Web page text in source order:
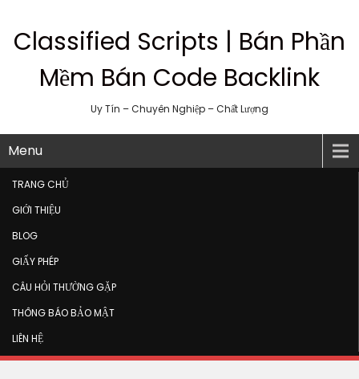
Classified Scripts | Bán Phần
Mềm Bán Code Backlink
Uy Tín – Chuyên Nghiệp – Chất Lượng
Menu
TRANG CHỦ
GIỚI THIỆU
BLOG
GIẤY PHÉP
CÂU HỎI THƯỜNG GẶP
THÔNG BÁO BẢO MẬT
LIÊN HỆ